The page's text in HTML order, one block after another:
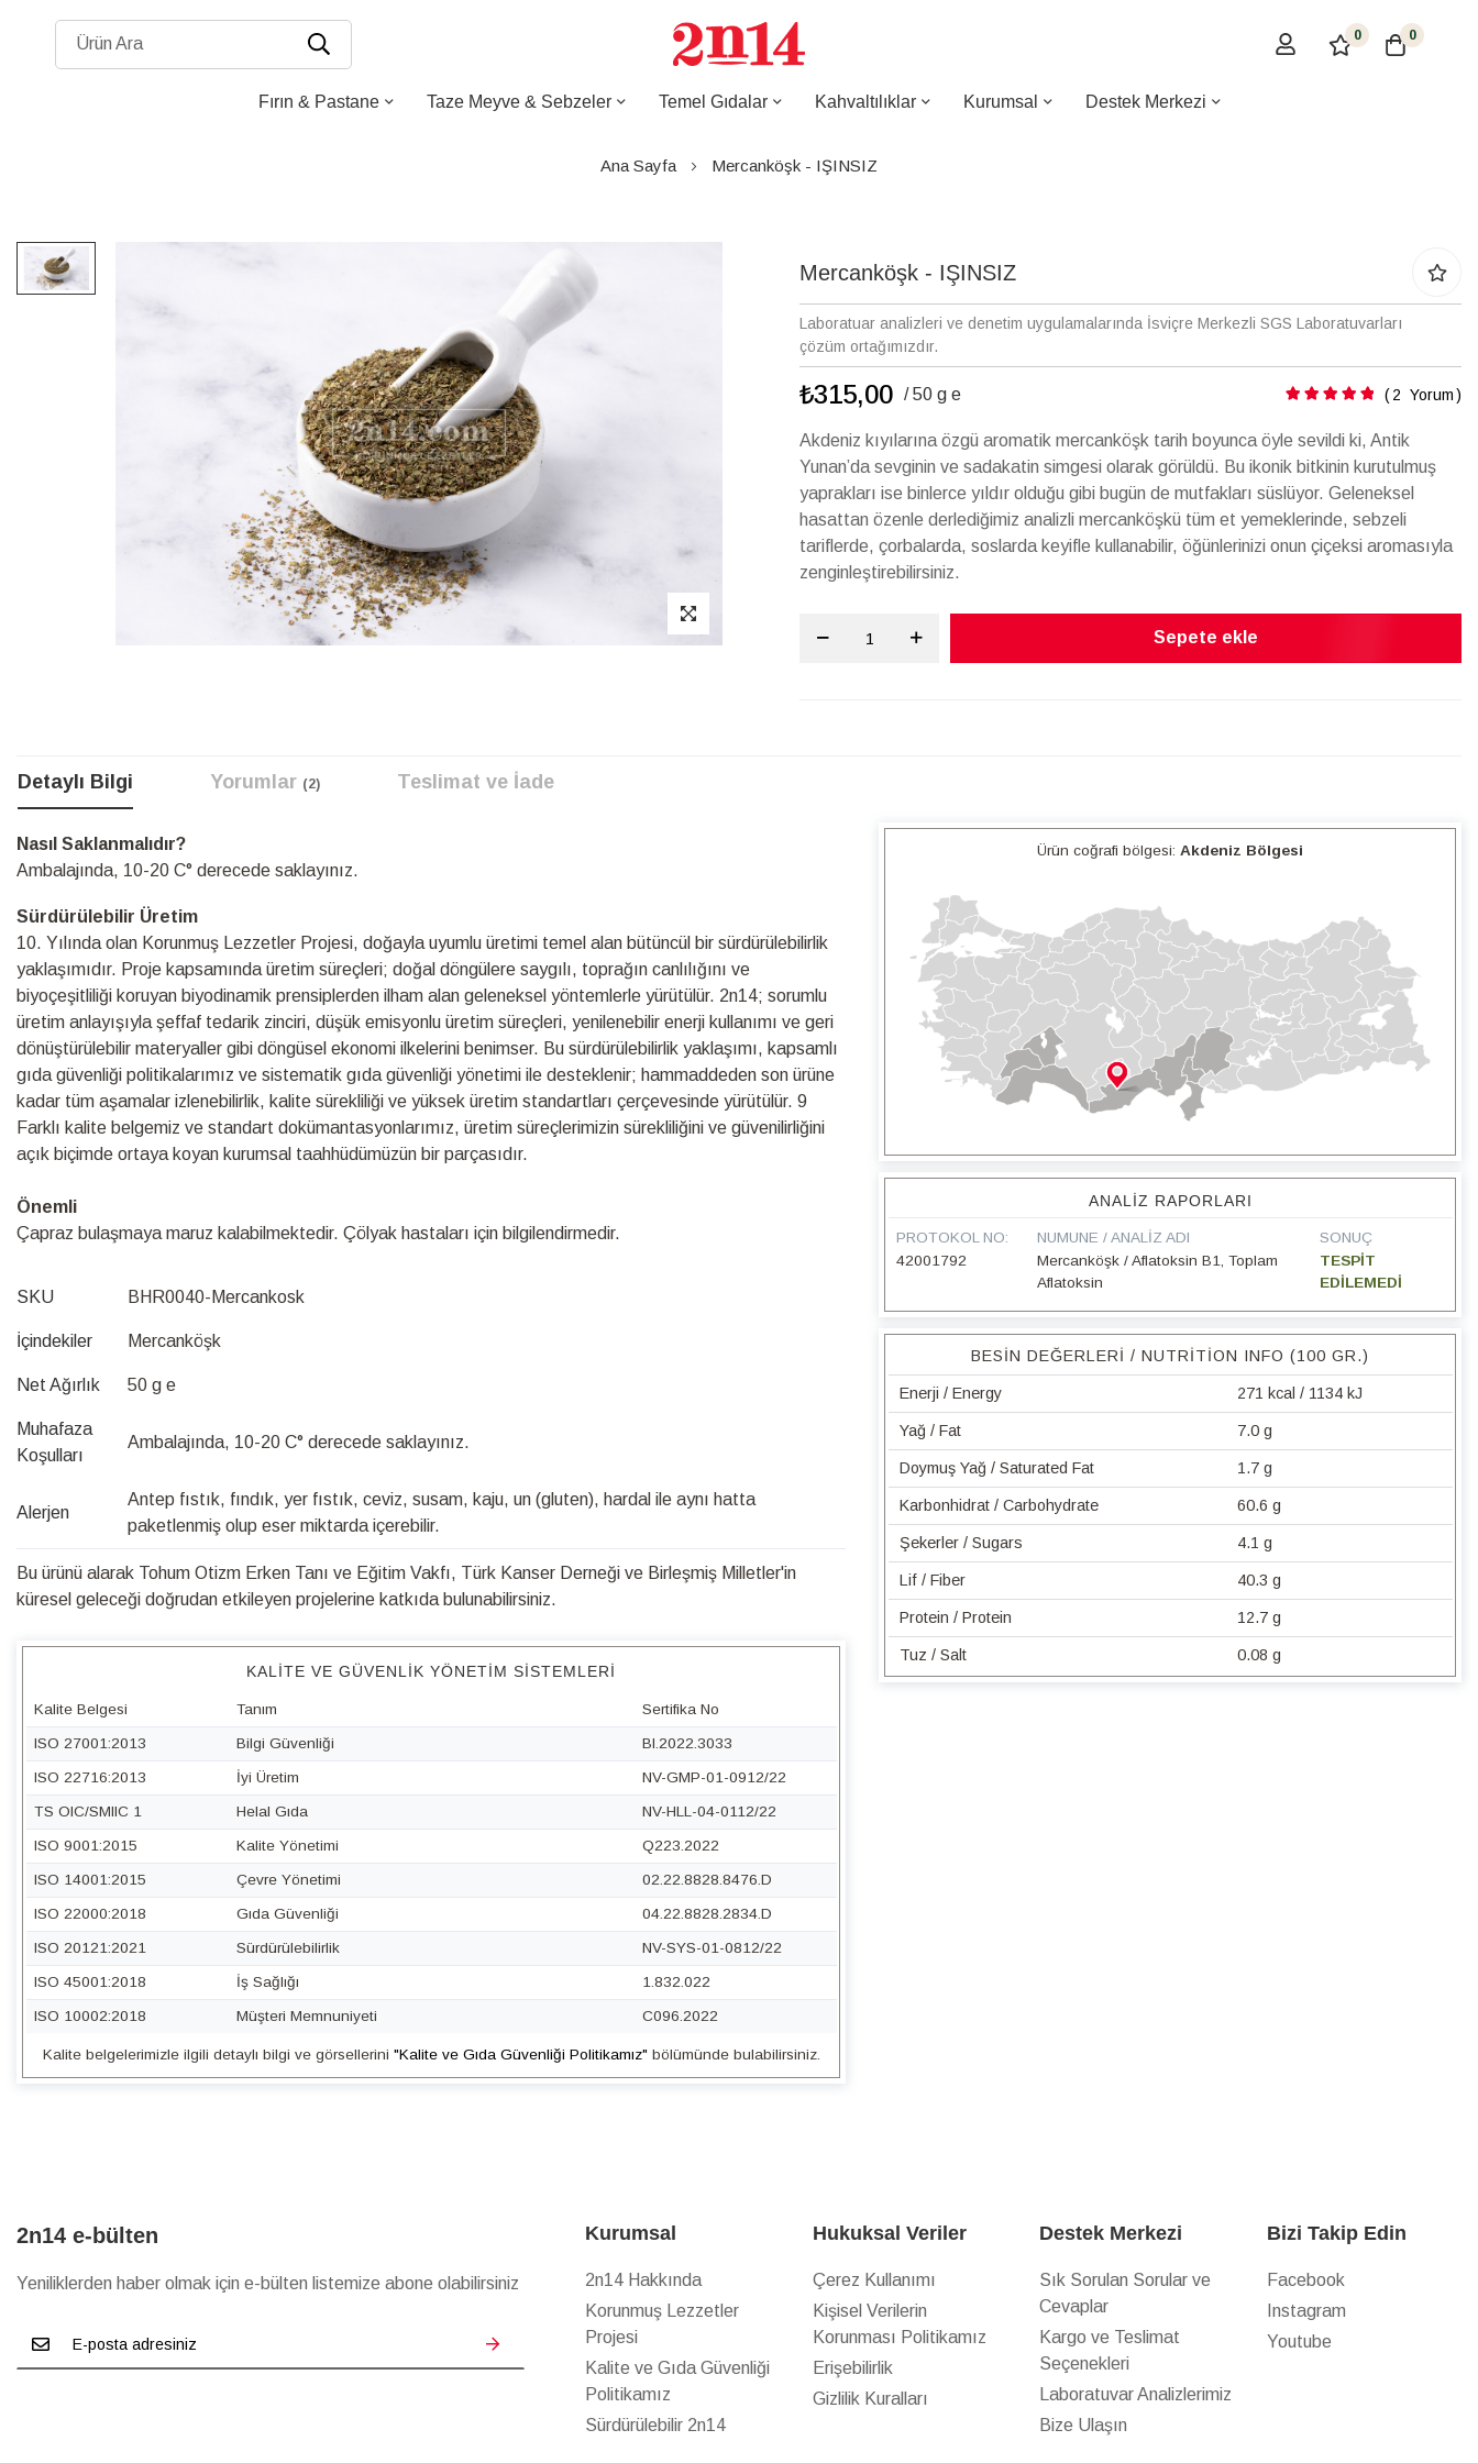
Ürün Ara 0 0
Fırın & Pastane Taze Meyve & Sebzeler Temel Gıdalar Kahvaltılıklar Kurumsal Destek Merkezi
Ana Sayfa Mercanköşk - IŞINSIZ
Resim
galerisinin
Mercanköşk - IŞINSIZ
Laboratuar analizleri ve denetim uygulamalarında İsviçre Merkezli SGS Laboratuvarları
çözüm ortağımızdır.
₺315,00 / 50 g e Puanlama: 2 Yorum
Akdeniz kıyılarına özgü aromatik mercanköşk tarih boyunca öyle sevildi ki, Antik
Yunan’da sevginin ve sadakatin simgesi olarak görüldü. Bu ikonik bitkinin kurutulmuş
yaprakları ise binlerce yıldır olduğu gibi bugün de mutfakları süslüyor. Geleneksel
hasattan özenle derlediğimiz analizli mercanköşkü tüm et yemeklerinde, sebzeli
tariflerde, çorbalarda, soslarda keyifle kullanabilir, öğünlerinizi onun çiçeksi aromasıyla
zenginleştirebilirsiniz.
Sepete ekle
Detaylı Bilgi
Ürün coğrafi bölgesi: Akdeniz Bölgesi
ANALIZ RAPORLARI
PROTOKOL NO:
42001792
NUMUNE / ANALIZ ADI
Mercanköşk / Aflatoksin B1, Toplam
Aflatoksin
SONUÇ
TESPİT
EDİLEMEDİ
BESIN DEĞERLERI / NUTRITION INFO (100 GR.)
Enerji / Energy 271 kcal / 1134 kJ
Yağ / Fat 7.0 g
Doymuş Yağ / Saturated Fat 1.7 g
Karbonhidrat / Carbohydrate 60.6 g
Şekerler / Sugars 4.1 g
Lif / Fiber 40.3 g
Protein / Protein 12.7 g
Tuz / Salt 0.08 g
Detaylı
Bilgi
Nasıl Saklanmalıdır?
Ambalajında, 10-20 C° derecede saklayınız.
Sürdürülebilir Üretim
10.⁠ ⁠Yılında olan Korunmuş Lezzetler Projesi, doğayla uyumlu üretimi temel alan bütüncül bir sürdürülebilirlik
yaklaşımıdır. Proje kapsamında üretim süreçleri; doğal döngülere saygılı, toprağın canlılığını ve
biyoçeşitliliği koruyan biyodinamik prensiplerden ilham alan geleneksel yöntemlerle yürütülür. 2n14; sorumlu
üretim anlayışıyla şeffaf tedarik zinciri, düşük emisyonlu üretim süreçleri, yenilenebilir enerji kullanımı ve geri
dönüştürülebilir materyaller gibi döngüsel ekonomi ilkelerini benimser. Bu sürdürülebilirlik yaklaşımı, kapsamlı
gıda güvenliği politikalarımız ve sistematik gıda güvenliği yönetimi ile desteklenir; hammaddeden son ürüne
kadar tüm aşamalar izlenebilirlik, kalite sürekliliği ve yüksek üretim standartları çerçevesinde yürütülür. 9
Farklı kalite belgemiz ve standart dokümantasyonlarımız, üretim süreçlerimizin sürekliliğini ve güvenilirliğini
açık biçimde ortaya koyan kurumsal taahhüdümüzün bir parçasıdır.
Önemli
Çapraz bulaşmaya maruz kalabilmektedir. Çölyak hastaları için bilgilendirmedir.
SKU BHR0040-Mercankosk
İçindekiler Mercanköşk
Net Ağırlık 50 g e
Muhafaza
Koşulları
Ambalajında, 10-20 C° derecede saklayınız.
Alerjen
Antep fıstık, fındık, yer fıstık, ceviz, susam, kaju, un (gluten), hardal ile aynı hatta
paketlenmiş olup eser miktarda içerebilir.
Bu ürünü alarak Tohum Otizm Erken Tanı ve Eğitim Vakfı, Türk Kanser Derneği ve Birleşmiş Milletler'in
küresel geleceği doğrudan etkileyen projelerine katkıda bulunabilirsiniz.
KALITE VE GÜVENLIK YÖNETIM SISTEMLERI
Kalite Belgesi Tanım Sertifika No
ISO 27001:2013 Bilgi Güvenliği BI.2022.3033
ISO 22716:2013 İyi Üretim NV-GMP-01-0912/22
TS OIC/SMIIC 1 Helal Gıda NV-HLL-04-0112/22
ISO 9001:2015 Kalite Yönetimi Q223.2022
ISO 14001:2015 Çevre Yönetimi 02.22.8828.8476.D
ISO 22000:2018 Gıda Güvenliği 04.22.8828.2834.D
ISO 20121:2021 Sürdürülebilirlik NV-SYS-01-0812/22
ISO 45001:2018 İş Sağlığı 1.832.022
ISO 10002:2018 Müşteri Memnuniyeti C096.2022
Kalite belgelerimizle ilgili detaylı bilgi ve görsellerini "Kalite ve Gıda Güvenliği Politikamız" bölümünde bulabilirsiniz.
Yorumlar 2 Teslimat ve İade
2n14 e-bülten
Yeniliklerden haber olmak için e-bülten listemize abone olabilirsiniz
Kurumsal
2n14 Hakkında
Korunmuş Lezzetler
Projesi
Kalite ve Gıda Güvenliği
Politikamız
Sürdürülebilir 2n14
Hukuksal Veriler
Çerez Kullanımı
Kişisel Verilerin
Korunması Politikamız
Erişebilirlik
Gizlilik Kuralları
Bizi Takip Edin
Facebook
Instagram
Youtube
Destek Merkezi
Sık Sorulan Sorular ve
Cevaplar
Kargo ve Teslimat
Seçenekleri
Laboratuvar Analizlerimiz
Bize Ulaşın